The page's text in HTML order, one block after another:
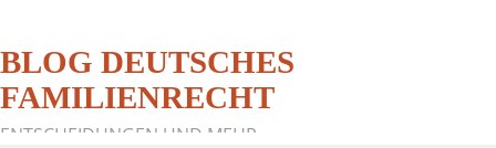
BLOG DEUTSCHES
FAMILIENRECHT
ENTSCHEIDUNGEN UND MEHR